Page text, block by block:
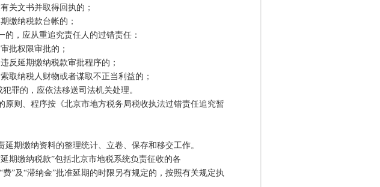
文书并取得回执的；
纳税款台帐的；
，应从重追究责任人的过错责任：
权限审批的；
延期缴纳税款审批程序的；
纳税人财物或者谋取不正当利益的；
的，应依法移送司法机关处理。
则、程序按《北京市地方税务局税收执法过错责任追究暂
期缴纳资料的整理统计、立卷、保存和移交工作。
缴纳税款”包括北京市地税系统负责征收的各
费”及“滞纳金”批准延期的时限另有规定的，按照有关规定执